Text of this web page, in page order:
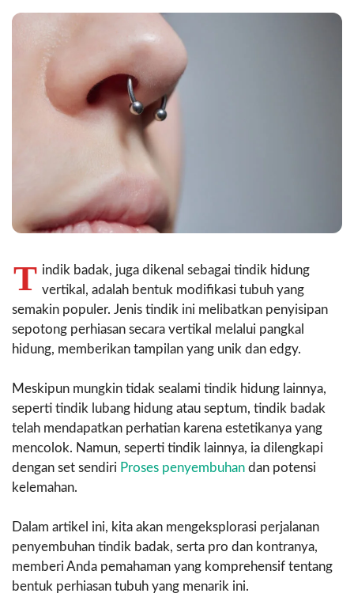
T indik badak, juga dikenal sebagai tindik hidung
vertikal, adalah bentuk modifikasi tubuh yang
semakin populer. Jenis tindik ini melibatkan penyisipan
sepotong perhiasan secara vertikal melalui pangkal
hidung, memberikan tampilan yang unik dan edgy.
Meskipun mungkin tidak sealami tindik hidung lainnya,
seperti tindik lubang hidung atau septum, tindik badak
telah mendapatkan perhatian karena estetikanya yang
mencolok. Namun, seperti tindik lainnya, ia dilengkapi
dengan set sendiri Proses penyembuhan dan potensi
kelemahan.
Dalam artikel ini, kita akan mengeksplorasi perjalanan
penyembuhan tindik badak, serta pro dan kontranya,
memberi Anda pemahaman yang komprehensif tentang
bentuk perhiasan tubuh yang menarik ini.